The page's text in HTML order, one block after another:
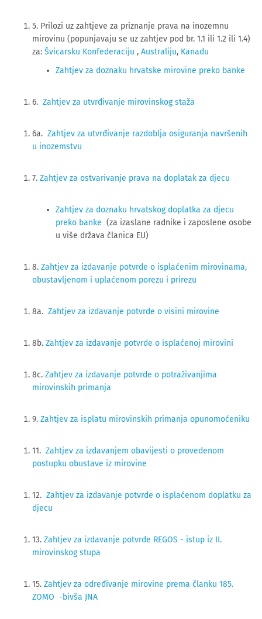
5. Prilozi uz zahtjeve za priznanje prava na inozemnu
mirovinu (popunjavaju se uz zahtjev pod br. 1.1 ili 1.2 ili 1.4)
za: Švicarsku Konfederaciju , Australiju, Kanadu
Zahtjev za doznaku hrvatske mirovine preko banke
6. Zahtjev za utvrđivanje mirovinskog staža
6a. Zahtjev za utvrđivanje razdoblja osiguranja navršenih
u inozemstvu
7. Zahtjev za ostvarivanje prava na doplatak za djecu
Zahtjev za doznaku hrvatskog doplatka za djecu
preko banke (za izaslane radnike i zaposlene osobe
u više država članica EU)
8. Zahtjev za izdavanje potvrde o isplaćenim mirovinama,
obustavljenom i uplaćenom porezu i prirezu
8a. Zahtjev za izdavanje potvrde o visini mirovine
8b. Zahtjev za izdavanje potvrde o isplaćenoj mirovini
8c. Zahtjev za izdavanje potvrde o potraživanjima
mirovinskih primanja
9. Zahtjev za isplatu mirovinskih primanja opunomoćeniku
11. Zahtjev za izdavanjem obavijesti o provedenom
postupku obustave iz mirovine
12. Zahtjev za izdavanje potvrde o isplaćenom doplatku za
djecu
13. Zahtjev za izdavanje potvrde REGOS - istup iz II.
mirovinskog stupa
15. Zahtjev za određivanje mirovine prema članku 185.
ZOMO -bivša JNA